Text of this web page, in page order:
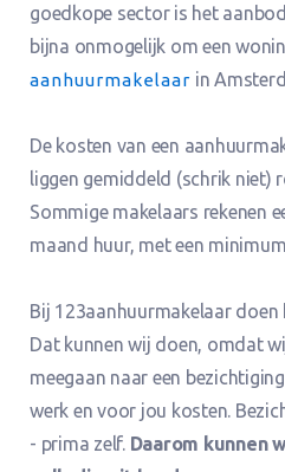
goedkope sector is het
bijna onmogelijk om een
aanhuurmakelaar in
De kosten van een
liggen gemiddeld (schrik niet)
Sommige makelaars rekenen
maand huur, met een
Bij 123aanhuurmakelaar
Dat kunnen wij doen, omdat
meegaan naar een
werk en voor jou kosten.
- prima zelf. Daarom kunnen